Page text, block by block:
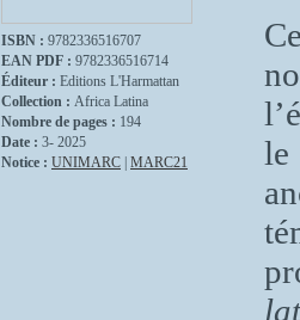
ISBN : 9782336516707
EAN PDF : 9782336516714
Éditeur : Editions L'Harmattan
Collection : Africa Latina
Nombre de pages : 194
Date : 3- 2025
Notice : UNIMARC MARC21
le